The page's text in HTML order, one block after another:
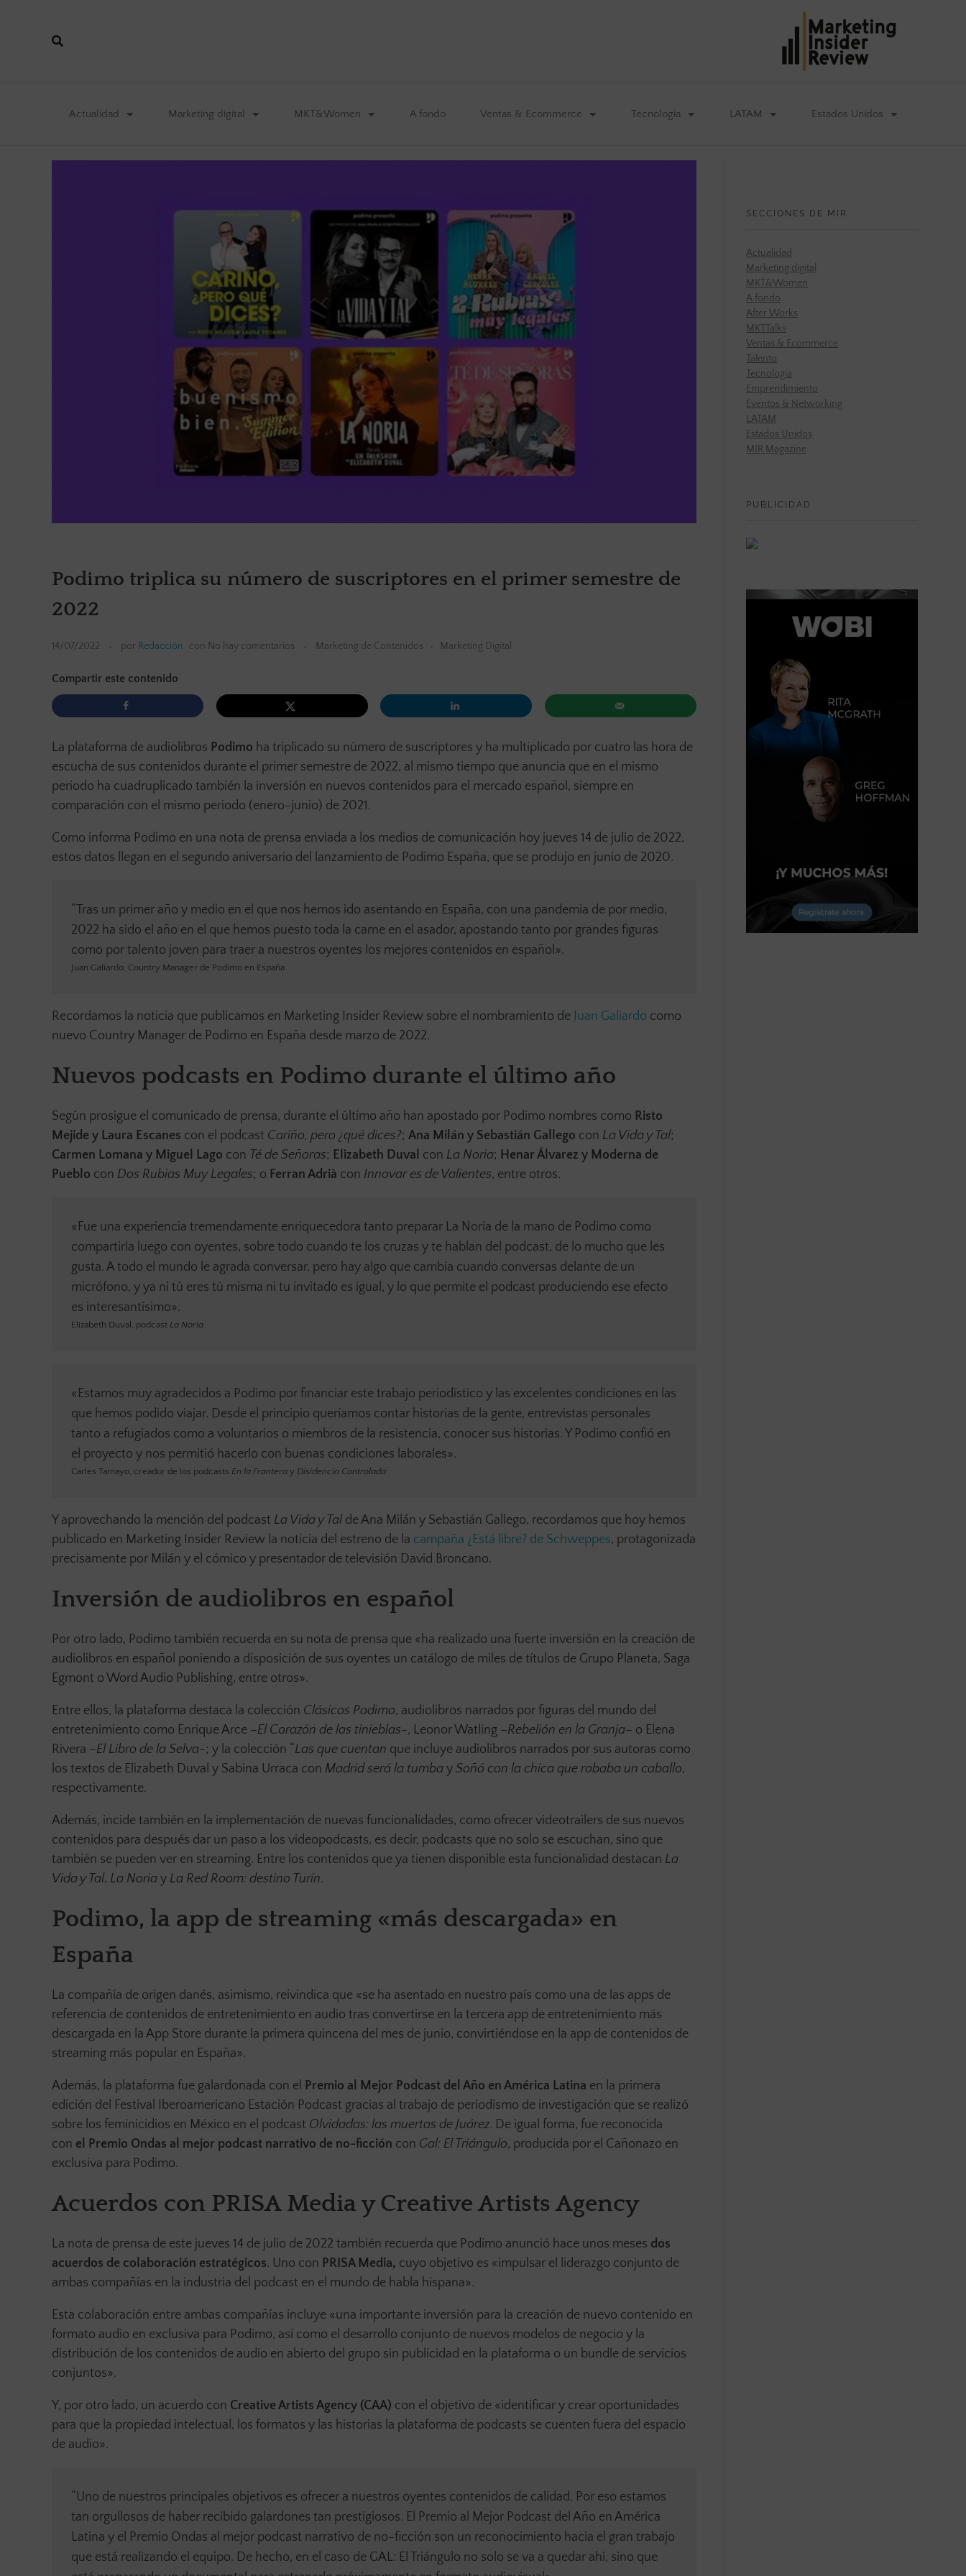
Actualidad Marketing digital MKT&Women A fondo Ventas & Ecommerce Tecnología LATAM Estados Unidos
Podimo triplica su número de suscriptores en el primer semestre de
2022
14/07/2022 por Redacción con No hay comentarios Marketing de Contenidos Marketing Digital
Compartir este contenido
La plataforma de audiolibros Podimo ha triplicado su número de suscriptores y ha multiplicado por cuatro las hora de
escucha de sus contenidos durante el primer semestre de 2022, al mismo tiempo que anuncia que en el mismo
periodo ha cuadruplicado también la inversión en nuevos contenidos para el mercado español, siempre en
comparación con el mismo periodo (enero-junio) de 2021.
Como informa Podimo en una nota de prensa enviada a los medios de comunicación hoy jueves 14 de julio de 2022,
estos datos llegan en el segundo aniversario del lanzamiento de Podimo España, que se produjo en junio de 2020.
“Tras un primer año y medio en el que nos hemos ido asentando en España, con una pandemia de por medio,
2022 ha sido el año en el que hemos puesto toda la carne en el asador, apostando tanto por grandes figuras
como por talento joven para traer a nuestros oyentes los mejores contenidos en español».
Juan Galiardo, Country Manager de Podimo en España
Recordamos la noticia que publicamos en Marketing Insider Review sobre el nombramiento de Juan Galiardo como
nuevo Country Manager de Podimo en España desde marzo de 2022.
Nuevos podcasts en Podimo durante el último año
Según prosigue el comunicado de prensa, durante el último año han apostado por Podimo nombres como Risto
Mejide y Laura Escanes con el podcast Cariño, pero ¿qué dices?; Ana Milán y Sebastián Gallego con La Vida y Tal;
Carmen Lomana y Miguel Lago con Té de Señoras; Elizabeth Duval con La Noria; Henar Álvarez y Moderna de
Pueblo con Dos Rubias Muy Legales; o Ferran Adrià con Innovar es de Valientes, entre otros.
«Fue una experiencia tremendamente enriquecedora tanto preparar La Noria de la mano de Podimo como
compartirla luego con oyentes, sobre todo cuando te los cruzas y te hablan del podcast, de lo mucho que les
gusta. A todo el mundo le agrada conversar, pero hay algo que cambia cuando conversas delante de un
micrófono, y ya ni tú eres tú misma ni tu invitado es igual, y lo que permite el podcast produciendo ese efecto
es interesantísimo».
Elizabeth Duval, podcast La Noria
«Estamos muy agradecidos a Podimo por financiar este trabajo periodístico y las excelentes condiciones en las
que hemos podido viajar. Desde el principio queríamos contar historias de la gente, entrevistas personales
tanto a refugiados como a voluntarios o miembros de la resistencia, conocer sus historias. Y Podimo confió en
el proyecto y nos permitió hacerlo con buenas condiciones laborales».
Carles Tamayo, creador de los podcasts En la Frontera y Disidencia Controlada
Y aprovechando la mención del podcast La Vida y Tal de Ana Milán y Sebastián Gallego, recordamos que hoy hemos
publicado en Marketing Insider Review la noticia del estreno de la campaña ¿Está libre? de Schweppes, protagonizada
precisamente por Milán y el cómico y presentador de televisión David Broncano.
Inversión de audiolibros en español
Por otro lado, Podimo también recuerda en su nota de prensa que «ha realizado una fuerte inversión en la creación de
audiolibros en español poniendo a disposición de sus oyentes un catálogo de miles de títulos de Grupo Planeta, Saga
Egmont o Word Audio Publishing, entre otros».
Entre ellos, la plataforma destaca la colección Clásicos Podimo, audiolibros narrados por figuras del mundo del
entretenimiento como Enrique Arce –El Corazón de las tinieblas-, Leonor Watling –Rebelión en la Granja– o Elena
Rivera –El Libro de la Selva-; y la colección “Las que cuentan que incluye audiolibros narrados por sus autoras como
los textos de Elizabeth Duval y Sabina Urraca con Madrid será la tumba y Soñó con la chica que robaba un caballo,
respectivamente.
Además, incide también en la implementación de nuevas funcionalidades, como ofrecer videotrailers de sus nuevos
contenidos para después dar un paso a los videopodcasts, es decir, podcasts que no solo se escuchan, sino que
también se pueden ver en streaming. Entre los contenidos que ya tienen disponible esta funcionalidad destacan La
Vida y Tal, La Noria y La Red Room: destino Turín.
Podimo, la app de streaming «más descargada» en
España
La compañía de origen danés, asimismo, reivindica que «se ha asentado en nuestro país como una de las apps de
referencia de contenidos de entretenimiento en audio tras convertirse en la tercera app de entretenimiento más
descargada en la App Store durante la primera quincena del mes de junio, convirtiéndose en la app de contenidos de
streaming más popular en España».
Además, la plataforma fue galardonada con el Premio al Mejor Podcast del Año en América Latina en la primera
edición del Festival Iberoamericano Estación Podcast gracias al trabajo de periodismo de investigación que se realizó
sobre los feminicidios en México en el podcast Olvidadas: las muertas de Juárez. De igual forma, fue reconocida
con el Premio Ondas al mejor podcast narrativo de no-ficción con Gal: El Triángulo, producida por el Cañonazo en
exclusiva para Podimo.
Acuerdos con PRISA Media y Creative Artists Agency
La nota de prensa de este jueves 14 de julio de 2022 también recuerda que Podimo anunció hace unos meses dos
acuerdos de colaboración estratégicos. Uno con PRISA Media, cuyo objetivo es «impulsar el liderazgo conjunto de
ambas compañías en la industria del podcast en el mundo de habla hispana».
Esta colaboración entre ambas compañías incluye «una importante inversión para la creación de nuevo contenido en
formato audio en exclusiva para Podimo, así como el desarrollo conjunto de nuevos modelos de negocio y la
distribución de los contenidos de audio en abierto del grupo sin publicidad en la plataforma o un bundle de servicios
conjuntos».
Y, por otro lado, un acuerdo con Creative Artists Agency (CAA) con el objetivo de «identificar y crear oportunidades
para que la propiedad intelectual, los formatos y las historias la plataforma de podcasts se cuenten fuera del espacio
de audio».
“Uno de nuestros principales objetivos es ofrecer a nuestros oyentes contenidos de calidad. Por eso estamos
tan orgullosos de haber recibido galardones tan prestigiosos. El Premio al Mejor Podcast del Año en América
Latina y el Premio Ondas al mejor podcast narrativo de no-ficción son un reconocimiento hacia el gran trabajo
que está realizando el equipo. De hecho, en el caso de GAL: El Triángulo no solo se va a quedar ahí, sino que
SECCIONES DE MIR
Actualidad
Marketing digital
MKT&Women
A fondo
After Works
MKTTalks
Ventas & Ecommerce
Talento
Tecnología
Emprendimiento
Eventos & Networking
LATAM
Estados Unidos
MIR Magazine
PUBLICIDAD